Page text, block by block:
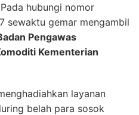
hubungi nomor
sewaktu gemar mengambil
Pengawas
Kementerian
layanan
belah para sosok